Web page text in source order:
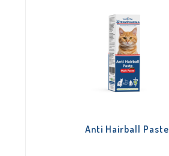
Anti Hairball Paste